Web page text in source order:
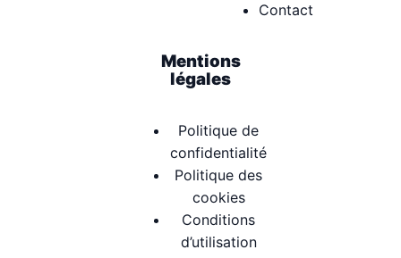
Contact
Mentions
légales
Politique de
confidentialité
Politique des
cookies
Conditions
d’utilisation